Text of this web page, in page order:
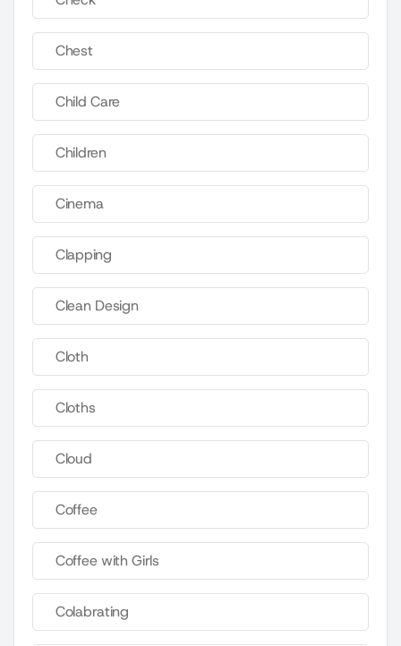
Chest
Child Care
Children
Cinema
Clapping
Clean Design
Cloth
Cloths
Cloud
Coffee
Coffee with Girls
Colabrating